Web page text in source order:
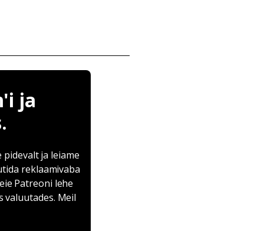
ja
ja leiame
reklaamivaba
Patreoni lehe
valuutades. Meil